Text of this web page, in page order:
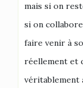
mais si on
si on
faire venir à
réellement et
véritablement